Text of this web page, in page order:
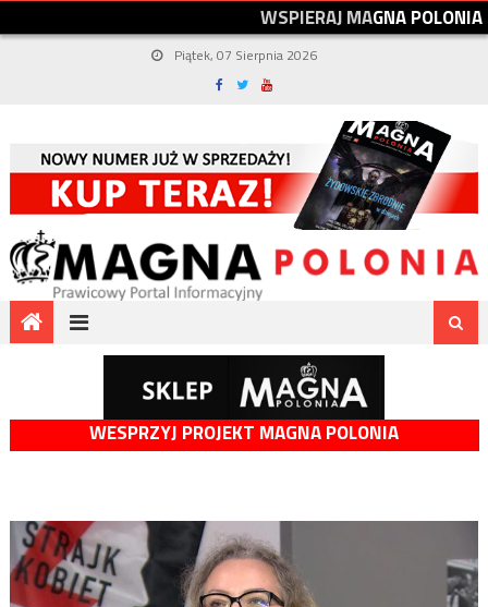
WSPIERAJMAGNAPOLONIA
Piątek, 07 Sierpnia 2026
WESPRZYJ PROJEKT MAGNA POLONIA